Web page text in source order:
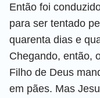
Então foi
para ser tentado
quarenta dias e
Chegando, então,
Filho de Deus
em pães. Mas